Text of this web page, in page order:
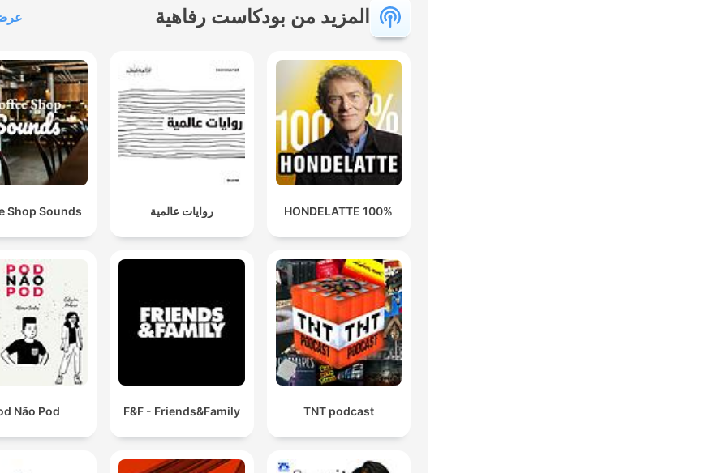
المزيد من بودكاست رفاهية
100% HONDELATTE روايات عالمية Shop Sounds
TNT podcast
F&F - Friends&Family
Não Pod